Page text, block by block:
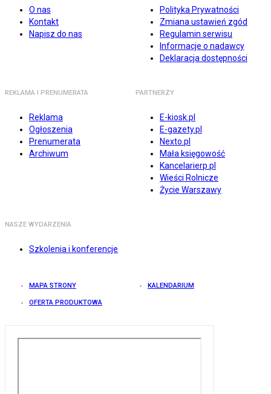
O nas
Kontakt
Napisz do nas
Polityka Prywatności
Zmiana ustawień zgód
Regulamin serwisu
Informacje o nadawcy
Deklaracja dostępności
REKLAMA I PRENUMERATA
Reklama
Ogłoszenia
Prenumerata
Archiwum
PARTNERZY
E-kiosk.pl
E-gazety.pl
Nexto.pl
Mała księgowość
Kancelarierp.pl
Wieści Rolnicze
Życie Warszawy
NASZE WYDARZENIA
Szkolenia i konferencje
MAPA STRONY KALENDARIUM
OFERTA PRODUKTOWA